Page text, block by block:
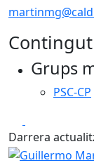
Grups
PSC-CP
Darrera
Guillermo